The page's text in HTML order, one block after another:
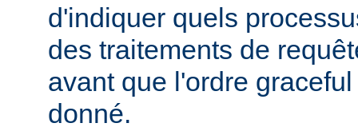
d'indiquer quels
des traitements de
avant que l'ordre
donné.